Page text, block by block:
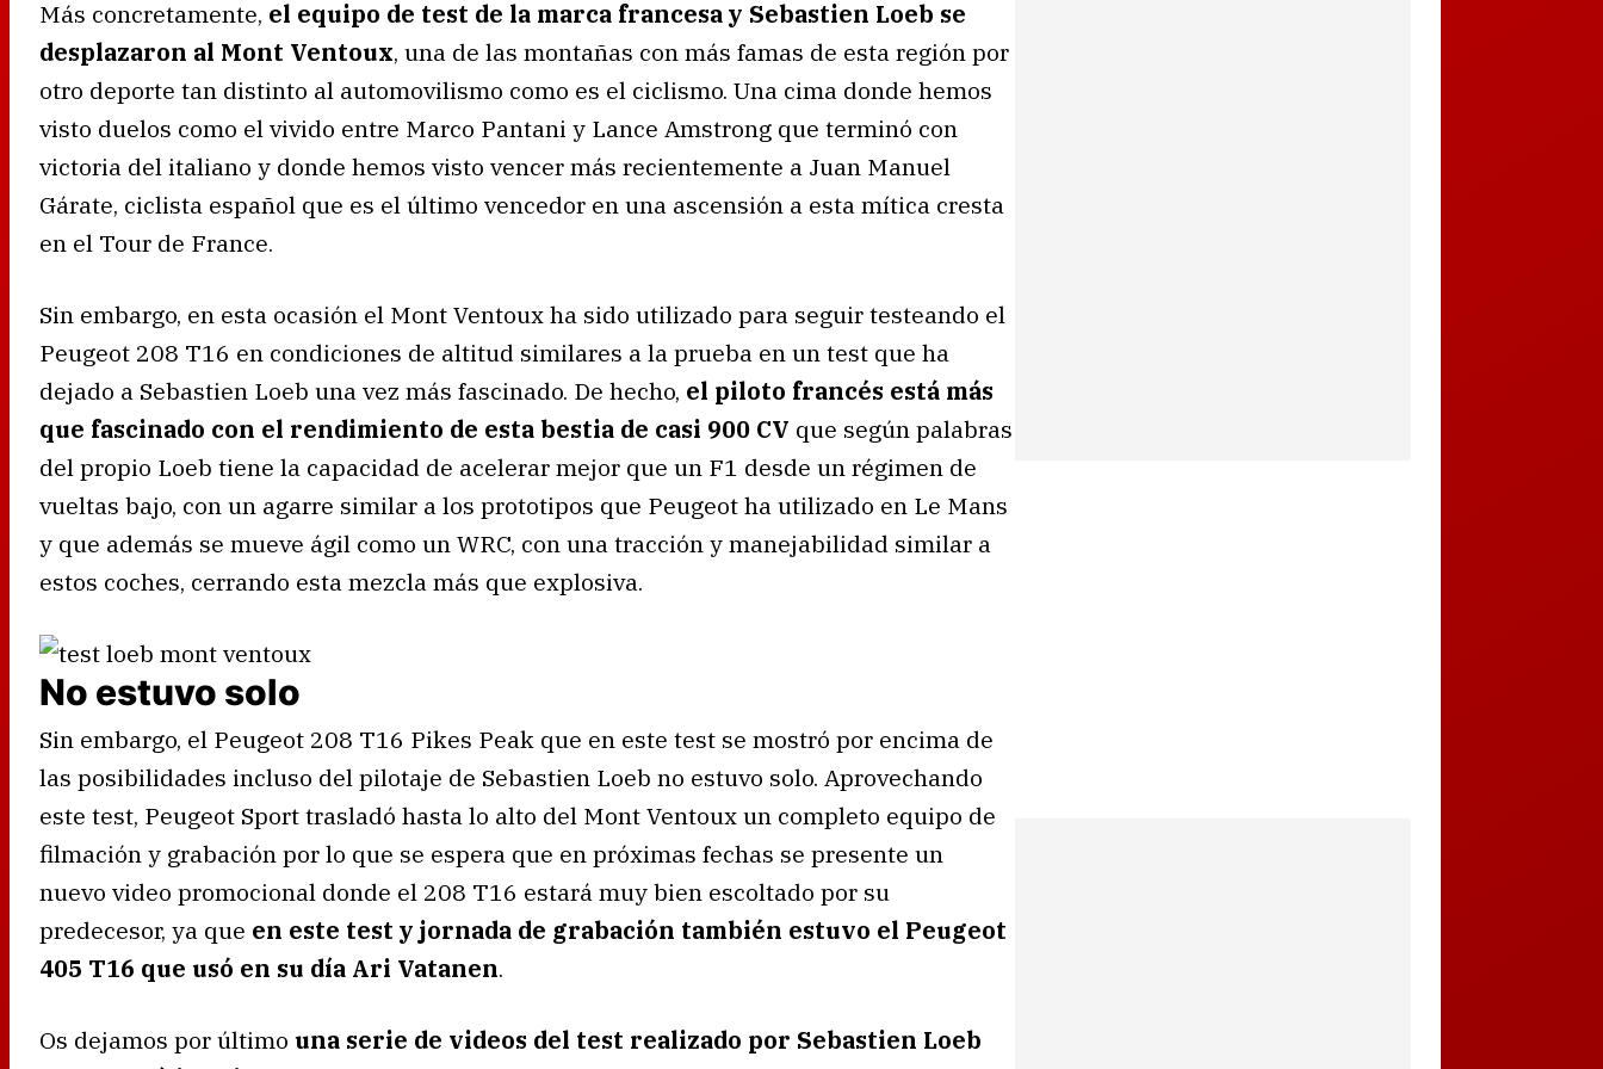
Más concretamente, el equipo de test de la marca francesa y Sebastien Loeb se
desplazaron al Mont Ventoux, una de las montañas con más famas de esta región por
otro deporte tan distinto al automovilismo como es el ciclismo. Una cima donde hemos
visto duelos como el vivido entre Marco Pantani y Lance Amstrong que terminó con
victoria del italiano y donde hemos visto vencer más recientemente a Juan Manuel
Gárate, ciclista español que es el último vencedor en una ascensión a esta mítica cresta
en el Tour de France.
Sin embargo, en esta ocasión el Mont Ventoux ha sido utilizado para seguir testeando el
Peugeot 208 T16 en condiciones de altitud similares a la prueba en un test que ha
dejado a Sebastien Loeb una vez más fascinado. De hecho, el piloto francés está más
que fascinado con el rendimiento de esta bestia de casi 900 CV que según palabras
del propio Loeb tiene la capacidad de acelerar mejor que un F1 desde un régimen de
vueltas bajo, con un agarre similar a los prototipos que Peugeot ha utilizado en Le Mans
y que además se mueve ágil como un WRC, con una tracción y manejabilidad similar a
estos coches, cerrando esta mezcla más que explosiva.
No estuvo solo
Sin embargo, el Peugeot 208 T16 Pikes Peak que en este test se mostró por encima de
las posibilidades incluso del pilotaje de Sebastien Loeb no estuvo solo. Aprovechando
este test, Peugeot Sport trasladó hasta lo alto del Mont Ventoux un completo equipo de
filmación y grabación por lo que se espera que en próximas fechas se presente un
nuevo video promocional donde el 208 T16 estará muy bien escoltado por su
predecesor, ya que en este test y jornada de grabación también estuvo el Peugeot
405 T16 que usó en su día Ari Vatanen.
Os dejamos por último una serie de videos del test realizado por Sebastien Loeb